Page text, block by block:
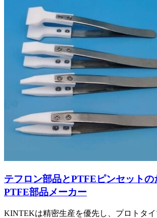
テフロン部品とPTFEピンセットの
PTFE部品メーカー
KINTEKは精密生産を優先し、プロトタイ